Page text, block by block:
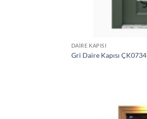
DAIRE KAPISI
Gri Daire Kapısı ÇK0734